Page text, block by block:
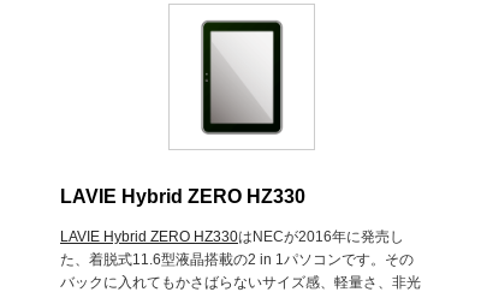
LAVIE Hybrid ZERO HZ330
LAVIE Hybrid ZERO HZ330はNECが2016年に発売し
た、着脱式11.6型液晶搭載の2 in 1パソコンです。その
バックに入れてもかさばらないサイズ感、軽量さ、非光